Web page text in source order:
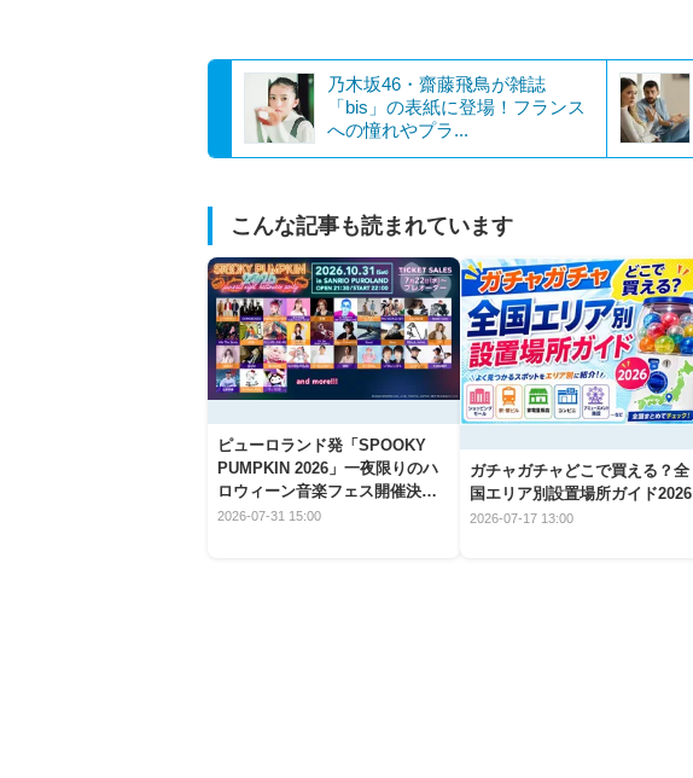
乃木坂46・齋藤飛鳥が雑誌
「bis」の表紙に登場！フランス
への憧れやプラ...
こんな記事も読まれています
ピューロランド発「SPOOKY
PUMPKIN 2026」一夜限りのハ
ロウィーン音楽フェス開催決
定！
2026-07-31 15:00
ガチャガチャどこで買える？全
国エリア別設置場所ガイド2026
2026-07-17 13:00